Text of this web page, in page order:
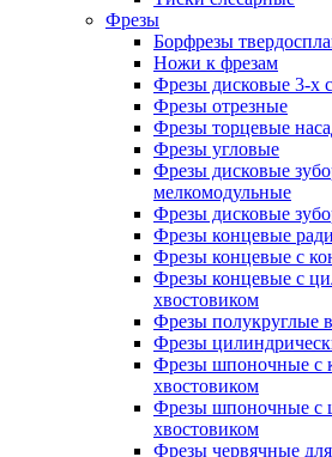
Фрезы
Борфрезы
Ножи к фрезам
Фрезы дисковые 3-х
Фрезы отрезные
Фрезы торцевые
Фрезы угловые
Фрезы дисковые
мелкомодульные
Фрезы дисковые
Фрезы концевые
Фрезы концевые с
Фрезы концевые с
хвостовиком
Фрезы полукруглые
Фрезы
Фрезы шпоночные с
хвостовиком
Фрезы шпоночные с
хвостовиком
Фрезы червячные